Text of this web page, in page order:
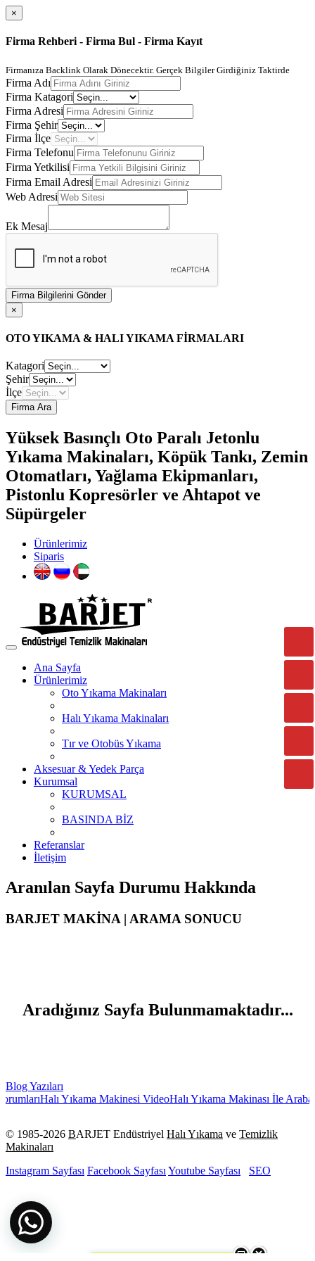
×
Firma Rehberi - Firma Bul - Firma Kayıt
Firmanıza Backlink Olarak Dönecektir. Gerçek Bilgiler Girdiğiniz Taktirde
Firma Adı
Firma Katagori
Firma Adresi
Firma Şehir
Firma İlçe
Firma Telefonu
Firma Yetkilisi
Firma Email Adresi
Web Adresi
Ek Mesaj
Firma Bilgilerini Gönder
×
OTO YIKAMA & HALI YIKAMA FİRMALARI
Katagori
Şehir
İlçe
Firma Ara
Yüksek Basınçlı Oto Paralı Jetonlu
Yıkama Makinaları, Köpük Tankı, Zemin
Otomatları, Yağlama Ekipmanları,
Pistonlu Kopresörler ve Ahtapot ve
Süpürgeler
Ürünlerimiz
Siparis
Ana Sayfa
Ürünlerimiz
Oto Yıkama Makinaları
Halı Yıkama Makinaları
Tır ve Otobüs Yıkama
Aksesuar & Yedek Parça
Kurumsal
KURUMSAL
BASINDA BİZ
Referanslar
İletişim
Aranılan Sayfa Durumu Hakkında
BARJET MAKİNA | ARAMA SONUCU
Aradığınız Sayfa Bulunmamaktadır...
Blog Yazıları
Halı Yıkama Makinesi VideoHalı Yıkama Makinası İle Araba
© 1985-2026 BARJET Endüstriyel Halı Yıkama ve Temizlik
Makinaları
Instagram Sayfası Facebook SayfasıYoutube Sayfası SEO